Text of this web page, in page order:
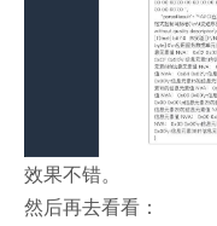
效果不错。
然后再去看看：